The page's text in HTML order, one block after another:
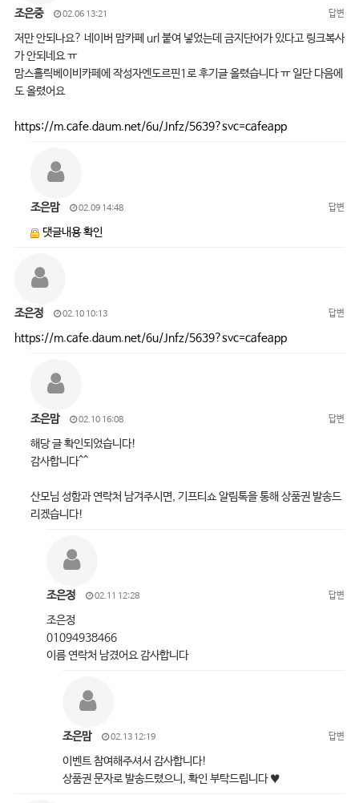
조은중 02.06 13:21 답변
저만 안되나요? 네이버 맘카페 url 붙여 넣었는데 금지단어가 있다고 링크복사
가 안되네요 ㅠ
맘스홀릭베이비카페에 작성자엔도르핀1로 후기글 올렸습니다 ㅠ 일단 다음에
도 올렸어요
https://m.cafe.daum.net/6u/Jnfz/5639?svc=cafeapp
조은맘 02.09 14:48 답변
댓글내용 확인
조은정 02.10 10:13 답변
https://m.cafe.daum.net/6u/Jnfz/5639?svc=cafeapp
조은맘 02.10 16:08 답변
해당 글 확인되었습니다!
감사합니다^^
산모님 성함과 연락처 남겨주시면, 기프티쇼 알림톡을 통해 상품권 발송드
리겠습니다!
조은정 02.11 12:28 답변
조은정
01094938466
이름 연락처 남겼어요 감사합니다
조은맘 02.13 12:19 답변
이벤트 참여해주셔서 감사합니다!
상품권 문자로 발송드렸으니, 확인 부탁드립니다 ♥